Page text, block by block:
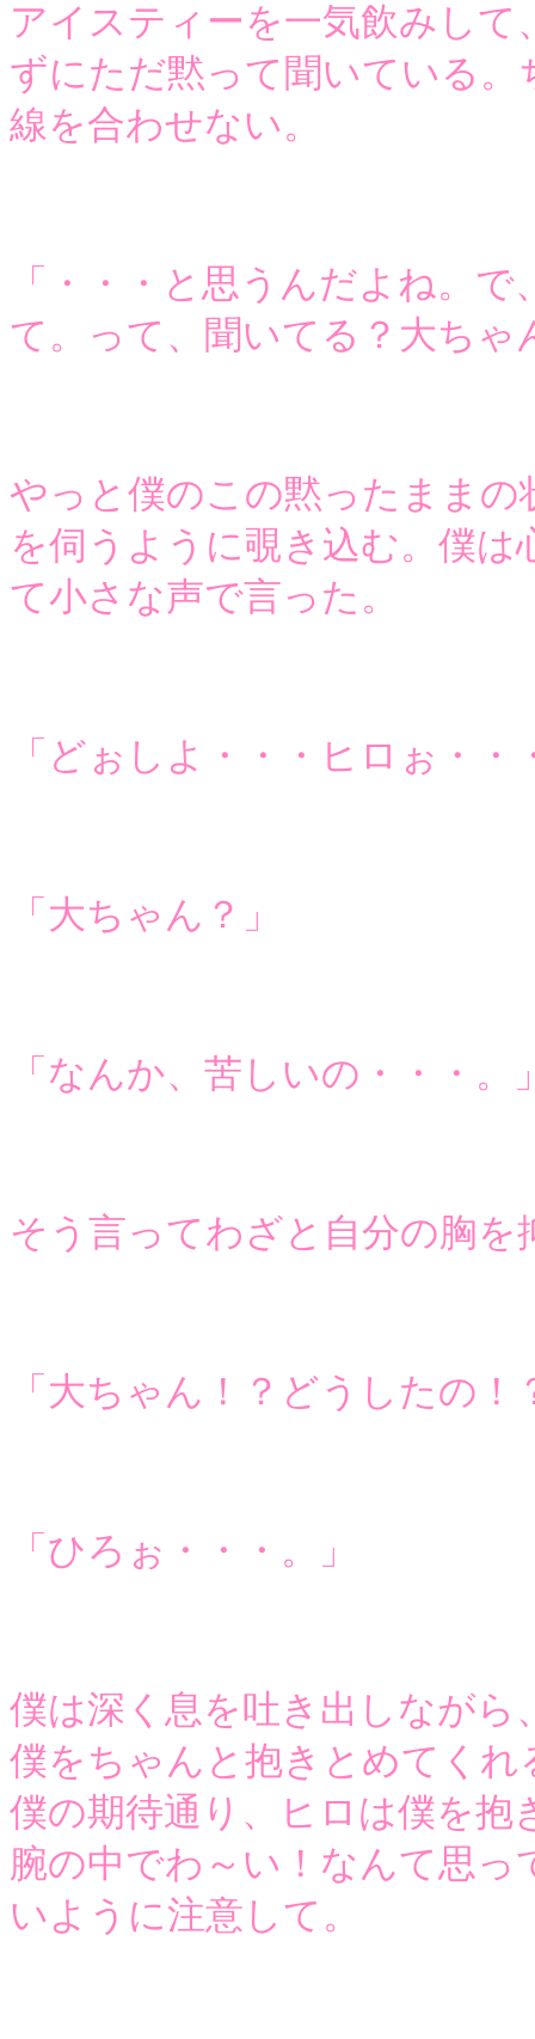
アイスティーを一気飲みし
ずにただ黙って聞いている
線を合わせない。
「・・・と思うんだよね。
て。って、聞いてる？大ちゃ
やっと僕のこの黙ったまま
を伺うように覗き込む。僕
て小さな声で言った。
「どぉしよ・・・ヒロぉ・
「大ちゃん？」
「なんか、苦しいの・・・。
そう言ってわざと自分の胸
「大ちゃん！？どうしたの
「ひろぉ・・・。」
僕は深く息を吐き出しなが
僕をちゃんと抱きとめてく
僕の期待通り、ヒロは僕を
腕の中でわ～い！なんて思
いように注意して。